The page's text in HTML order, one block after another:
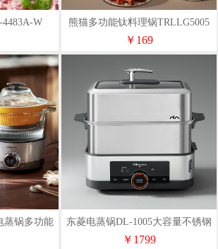
W 熊猫多功能钛料理锅TRLLG5005
￥169
蒸锅多功能
锅
东菱电蒸锅DL-1005大容量不锈钢
陶瓷汽锅鸡
￥1799